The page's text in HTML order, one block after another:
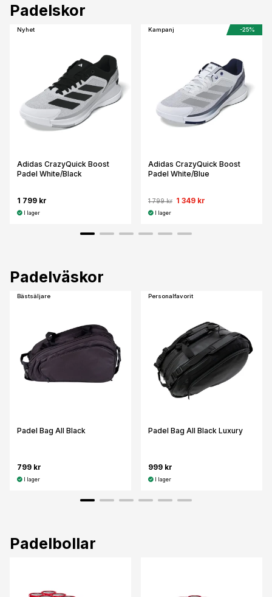
Padelskor
Nyhet
Adidas CrazyQuick Boost
Padel White/Black
1 799 kr
I lager
Kampanj -25%
Adidas CrazyQuick Boost
Padel White/Blue
1 799 kr 1 349 kr
I lager
Padelväskor
Bästsäljare
Padel Bag All Black
799 kr
I lager
Personalfavorit
Padel Bag All Black Luxury
999 kr
I lager
Padelbollar